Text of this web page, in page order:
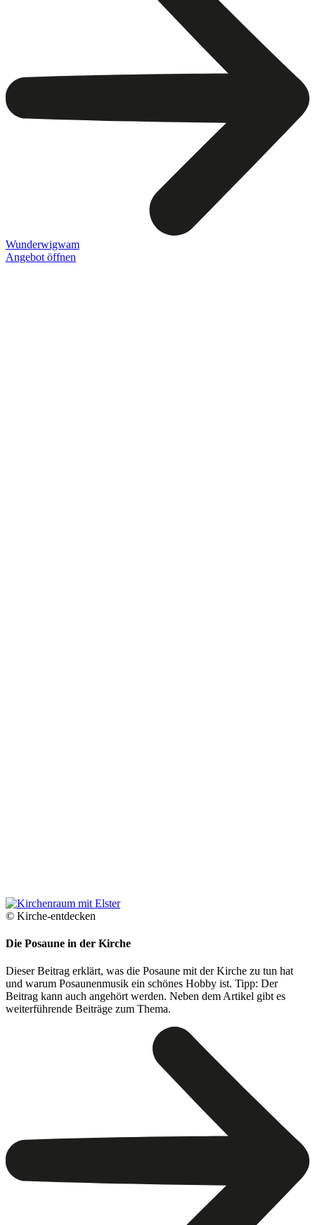
Wunderwigwam
Angebot öffnen
© Kirche-entdecken
Die Posaune in der Kirche
Dieser Beitrag erklärt, was die Posaune mit der Kirche zu tun hat
und warum Posaunenmusik ein schönes Hobby ist. Tipp: Der
Beitrag kann auch angehört werden. Neben dem Artikel gibt es
weiterführende Beiträge zum Thema.